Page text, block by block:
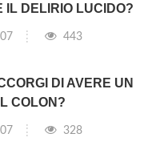
IL DELIRIO LUCIDO?
443
DI AVERE UN
COLON?
328